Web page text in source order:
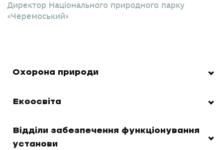
Директор Національного природного парку
«Черемоський»
Охорона природи
Екоосвіта
Відділи забезпечення функціонування
установи